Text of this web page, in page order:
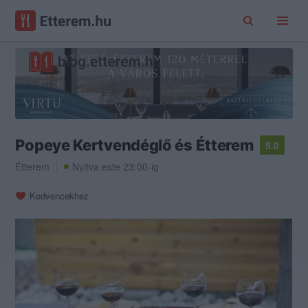
Popeye Kertvendéglő és Étterem
5.0
Étterem
Nyitva este 23:00-ig
Kedvencekhez